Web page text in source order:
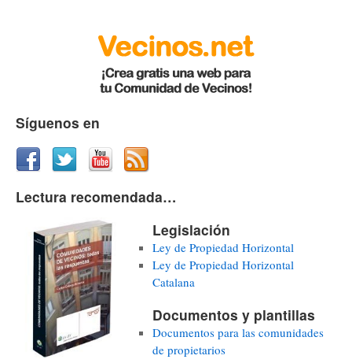
Síguenos en
Lectura recomendada…
Legislación
Ley de Propiedad Horizontal
Ley de Propiedad Horizontal
Catalana
Documentos y plantillas
Documentos para las comunidades
de propietarios